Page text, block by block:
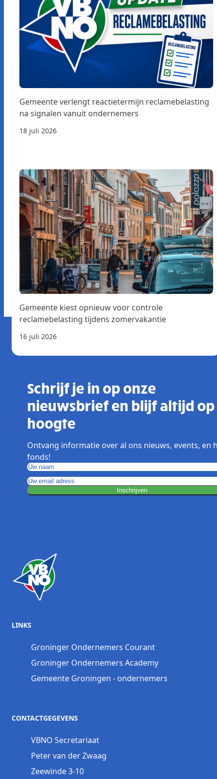
Gemeente verlengt reactietermijn reclamebelasting
na signalen vanuit ondernemers
18 juli 2026
Gemeente kiest opnieuw voor controle
reclamebelasting tijdens zomervakantie
16 juli 2026
Schrijf je in op onze
nieuwsbrief en blijf altijd op
hoogte
Ontvang informatie over al ons nieuws, events, en
fonds!
Inschrijven
LINKS
Groninger Ondernemers Courant
Groninger Ondernemers Academy
Gemeente Groningen - ondernemers
CONTACTGEGEVENS
VBNO Secretariaat
Peter van der Zwaag
Zeewinde 3-10